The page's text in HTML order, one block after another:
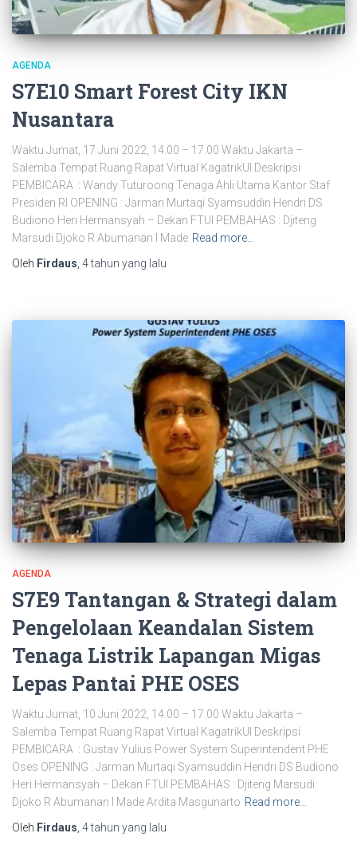
AGENDA
S7E10 Smart Forest City IKN
Nusantara
Waktu Jumat, 17 Juni 2022, 14.00 – 17.00 Waktu Jakarta –
Salemba Tempat Ruang Rapat Virtual KagatrikUI Deskripsi
PEMBICARA : Wandy Tuturoong Tenaga Ahli Utama Kantor Staf
Presiden RI OPENING : Jarman Murtaqi Syamsuddin Hendri DS
Budiono Heri Hermansyah – Dekan FTUI PEMBAHAS : Djiteng
Marsudi Djoko R Abumanan I Made Read more…
Oleh Firdaus, 4 tahun yang lalu
AGENDA
S7E9 Tantangan & Strategi dalam
Pengelolaan Keandalan Sistem
Tenaga Listrik Lapangan Migas
Lepas Pantai PHE OSES
Waktu Jumat, 10 Juni 2022, 14.00 – 17.00 Waktu Jakarta –
Salemba Tempat Ruang Rapat Virtual KagatrikUI Deskripsi
PEMBICARA : Gustav Yulius Power System Superintendent PHE
Oses OPENING : Jarman Murtaqi Syamsuddin Hendri DS Budiono
Heri Hermansyah – Dekan FTUI PEMBAHAS : Djiteng Marsudi
Djoko R Abumanan I Made Ardita Masgunarto Read more…
Oleh Firdaus 4 tahun yang lalu